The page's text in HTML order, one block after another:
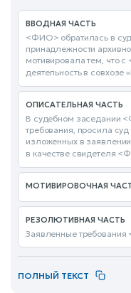
ВВОДНАЯ ЧАСТЬ
<ФИО> обратилась в
принадлежности
мотивировала тем, что
деятельность в
ОПИСАТЕЛЬНАЯ ЧАСТЬ
В судебном заседании
требования, просила
изложенных в
в качестве свидетеля
МОТИВИРОВОЧНАЯ
РЕЗОЛЮТИВНАЯ ЧАСТЬ
Заявленные
ПОЛНЫЙ ТЕКСТ